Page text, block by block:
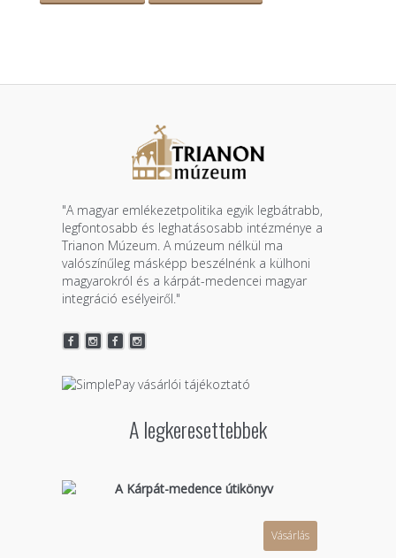
"A magyar emlékezetpolitika egyik legbátrabb,
legfontosabb és leghatásosabb intézménye a
Trianon Múzeum. A múzeum nélkül ma
valószínűleg másképp beszélnénk a külhoni
magyarokról és a kárpát-medencei magyar
integráció esélyeiről."
A legkeresettebbek
A Kárpát-medence útikönyv
Vásárlás